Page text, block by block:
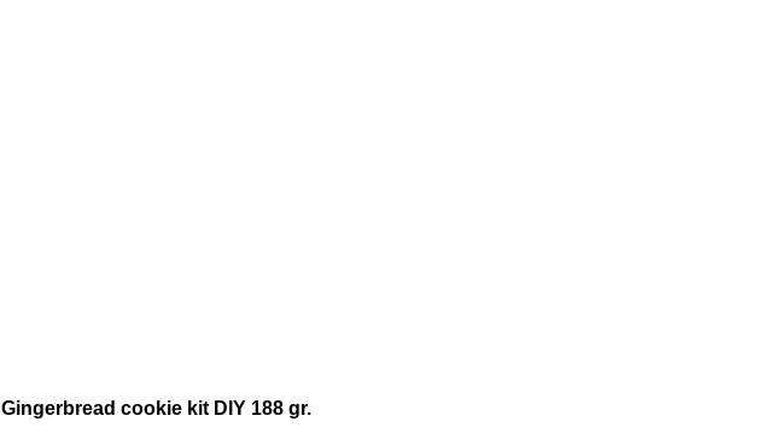
Gingerbread cookie kit DIY 188 gr.